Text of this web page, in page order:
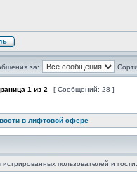
за:
1 из 2 [ Сообщений: 28 ]
в лифтовой сфере
пользователей и